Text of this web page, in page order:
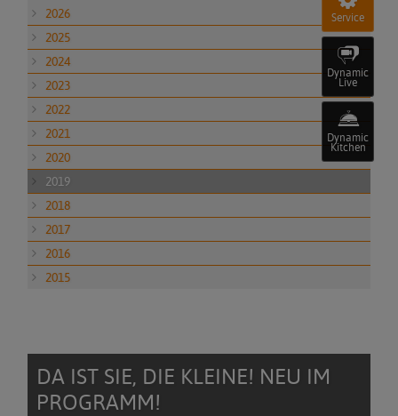
Service
Dynamic
Live
Dynamic
Kitchen
2026
2025
2024
2023
2022
2021
2020
2019
2018
2017
2016
2015
DA IST SIE, DIE KLEINE! NEU IM
PROGRAMM!